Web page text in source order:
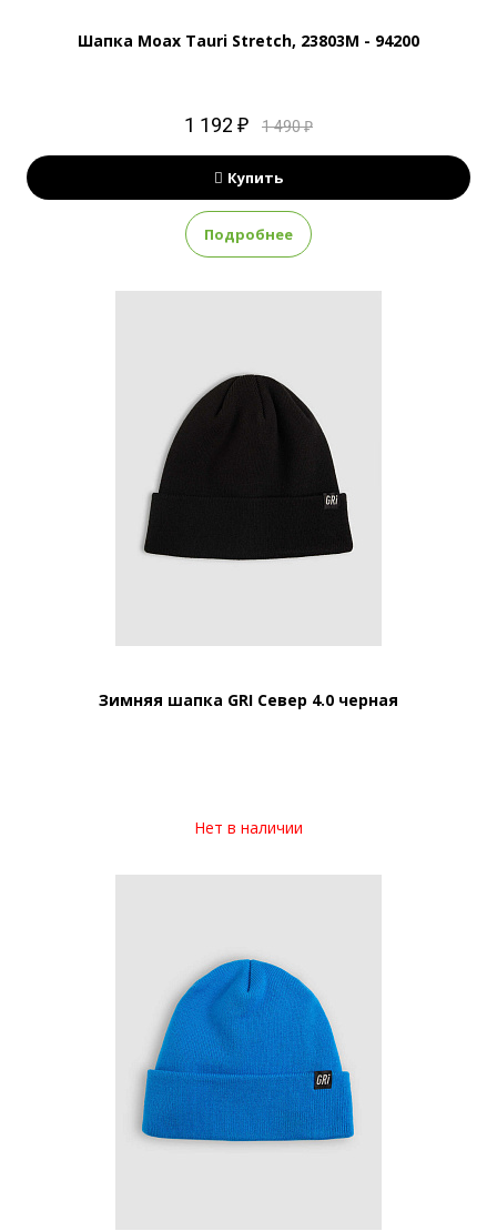
Шапка Moax Tauri Stretch, 23803M - 94200
1 192 ₽ 1 490 ₽
Купить
Подробнее
Зимняя шапка GRI Север 4.0 черная
Нет в наличии